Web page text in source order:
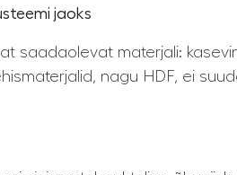
jaoks
saadaolevat materjali:
nagu HDF, ei